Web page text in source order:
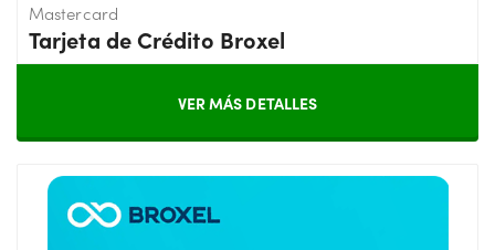
Mastercard
Tarjeta de Crédito Broxel
VER MÁS DETALLES